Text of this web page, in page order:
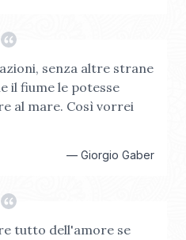
senza altre strane
il fiume le potesse
al mare. Così vorrei
— Giorgio Gaber
tutto dell'amore se